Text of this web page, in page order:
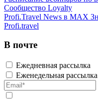
Сообщество Loyalty
Profi.Travel News в MAX
Profi.travel
В почте
Ежедневная рассылка
Еженедельная